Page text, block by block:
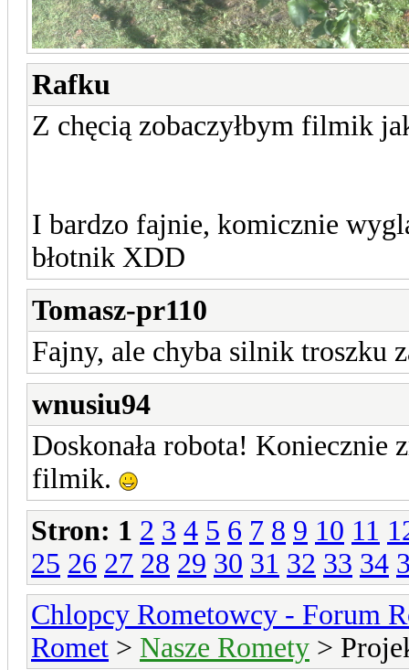
Rafku
Z chęcią zobaczyłbym filmik
I bardzo fajnie, komicznie
błotnik XDD
Tomasz-pr110
Fajny, ale chyba silnik troszku
wnusiu94
Doskonała robota! Koniecznie
filmik.
Stron: 1 2 3 4 5 6 7 8 9 10 11
25 26 27 28 29 30 31 32 33 34
Chlopcy Rometowcy - Forum
Romet > Nasze Romety >